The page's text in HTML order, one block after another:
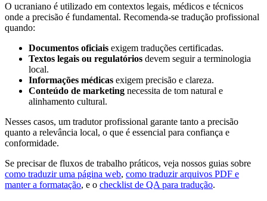
O ucraniano é utilizado em contextos legais, médicos e técnicos
onde a precisão é fundamental. Recomenda-se tradução profissional
quando:
Documentos oficiais exigem traduções certificadas.
Textos legais ou regulatórios devem seguir a terminologia
local.
Informações médicas exigem precisão e clareza.
Conteúdo de marketing necessita de tom natural e
alinhamento cultural.
Nesses casos, um tradutor profissional garante tanto a precisão
quanto a relevância local, o que é essencial para confiança e
conformidade.
Se precisar de fluxos de trabalho práticos, veja nossos guias sobre
como traduzir uma página web, como traduzir arquivos PDF e
manter a formatação, e o checklist de QA para tradução.